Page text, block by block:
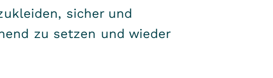
sicher und
zu setzen und wieder